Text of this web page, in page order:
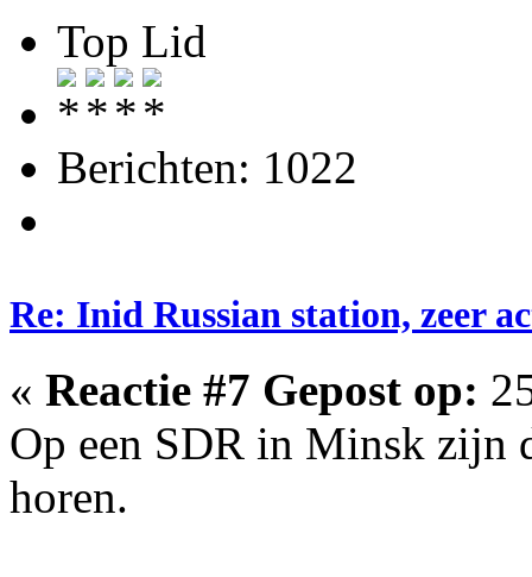
Top Lid
Berichten: 1022
Re: Inid Russian station, zeer
« Reactie #7 Gepost op:
Op een SDR in Minsk zijn
horen.